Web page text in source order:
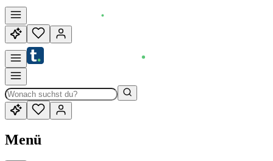
Menü